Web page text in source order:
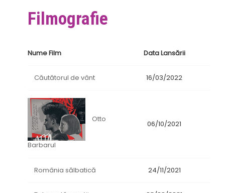
Filmografie
Nume Film Data Lansării
Căutătorul de vânt 16/03/2022
Otto
Barbarul
06/10/2021
România sălbatică 24/11/2021